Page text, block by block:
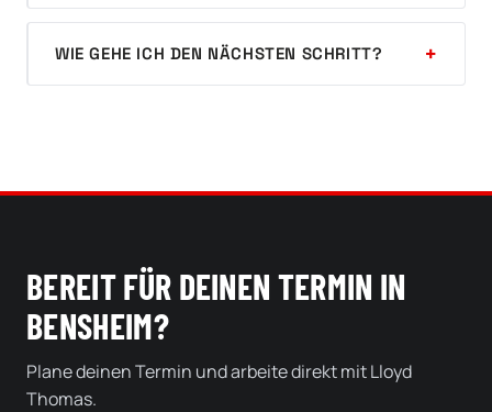
WIE GEHE ICH DEN NÄCHSTEN SCHRITT?
BEREIT FÜR DEINEN TERMIN IN
BENSHEIM?
Plane deinen Termin und arbeite direkt mit Lloyd
Thomas.